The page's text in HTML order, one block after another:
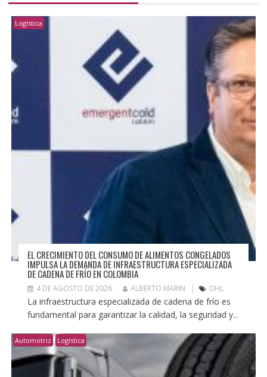
Logística
EL CRECIMIENTO DEL CONSUMO DE ALIMENTOS CONGELADOS
IMPULSA LA DEMANDA DE INFRAESTRUCTURA ESPECIALIZADA
DE CADENA DE FRÍO EN COLOMBIA
4 DE AGOSTO DE 2026 ALBERTO MARIN DHL
La infraestructura especializada de cadena de frío es
fundamental para garantizar la calidad, la seguridad y...
Automotriz Logística